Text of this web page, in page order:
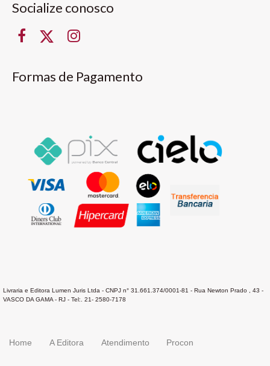
Socialize conosco
Formas de Pagamento
Livraria e Editora Lumen Juris Ltda - CNPJ n° 31.661.374/0001-81 - Rua Newton Prado , 43 -
VASCO DA GAMA - RJ - Tel:. 21- 2580-7178
Home A Editora Atendimento Procon